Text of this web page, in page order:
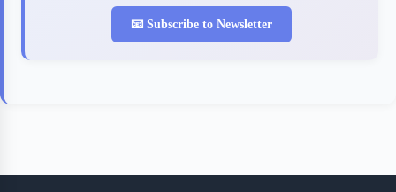
📧 Subscribe to Newsletter